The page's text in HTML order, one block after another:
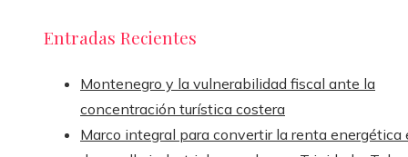
Entradas Recientes
Montenegro y la vulnerabilidad fiscal ante la
concentración turística costera
Marco integral para convertir la renta energética